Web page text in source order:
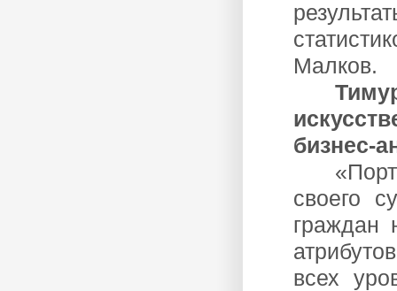
Малков.
бизнес-
своего
граждан
всех